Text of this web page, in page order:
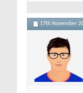
17th November